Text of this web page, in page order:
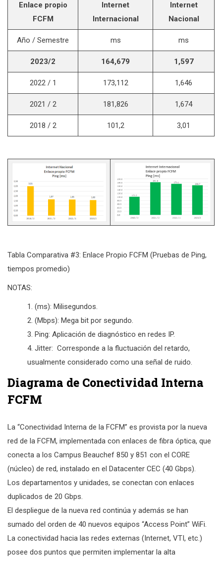
Enlace propio
FCFM
Internet
Internacional
Internet
Nacional
Año / Semestre ms ms
2023/2 164,679 1,597
2022 / 1 173,112 1,646
2021 / 2 181,826 1,674
2018 / 2 101,2 3,01
Tabla Comparativa #3: Enlace Propio FCFM (Pruebas de Ping,
tiempos promedio)
NOTAS:
(ms): Milisegundos.
(Mbps): Mega bit por segundo.
Ping: Aplicación de diagnóstico en redes IP.
Jitter: Corresponde a la fluctuación del retardo,
usualmente considerado como una señal de ruido.
Diagrama de Conectividad Interna
FCFM
La “Conectividad Interna de la FCFM” es provista por la nueva
red de la FCFM, implementada con enlaces de fibra óptica, que
conecta a los Campus Beauchef 850 y 851 con el CORE
(núcleo) de red, instalado en el Datacenter CEC (40 Gbps).
Los departamentos y unidades, se conectan con enlaces
duplicados de 20 Gbps.
El despliegue de la nueva red continúa y además se han
sumado del orden de 40 nuevos equipos “Access Point” WiFi.
La conectividad hacia las redes externas (Internet, VTI, etc.)
posee dos puntos que permiten implementar la alta